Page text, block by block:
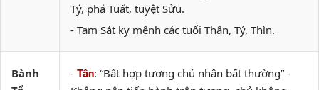
Tý, phá Tuất, tuyệt Sửu.
- Tam Sát kỵ mệnh các tuổi Thân, Tý, Thìn.
Bành
- Tân: “Bất hợp tương chủ nhân bất thường” -